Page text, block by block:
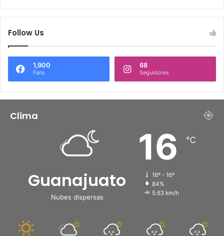
Follow Us
1,900
Fans
68
Seguidores
Clima
Guanajuato
Nubes dispersas
16 ℃
16º - 16º
84%
5.63 km/h